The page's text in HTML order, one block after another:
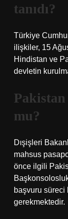
tanıdı?
Türkiye
ilişkiler, 15
Hindistan ve
devletin
mu?
Dışişleri
mahsus
önce ilgili
başvuru süreci
gerekmektedir.